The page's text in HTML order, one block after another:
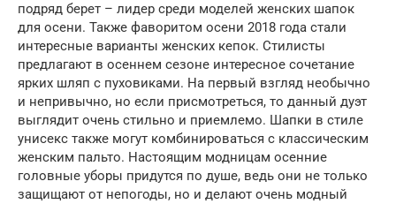
подряд берет – лидер среди моделей женских шапок
для осени. Также фаворитом осени 2018 года стали
интересные варианты женских кепок. Стилисты
предлагают в осеннем сезоне интересное сочетание
ярких шляп с пуховиками. На первый взгляд необычно
и непривычно, но если присмотреться, то данный дуэт
выглядит очень стильно и приемлемо. Шапки в стиле
унисекс также могут комбинироваться с классическим
женским пальто. Настоящим модницам осенние
головные уборы придутся по душе, ведь они не только
защищают от непогоды, но и делают очень модный